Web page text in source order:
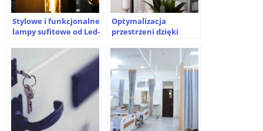
Stylowe i funkcjonalne
lampy sufitowe od Led-
Optymalizacja
przestrzeni dzięki
regałom metalowym